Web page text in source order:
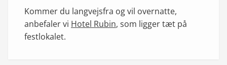
Kommer du langvejsfra og vil overnatte,
anbefaler vi Hotel Rubin, som ligger tæt på
festlokalet.